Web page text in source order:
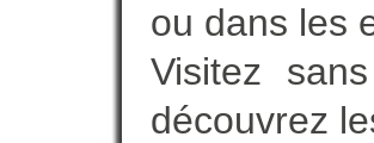
ou dans les
Visitez
découvrez